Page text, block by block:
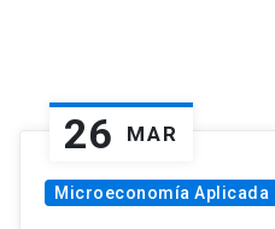
26 MAR
Microeconomía Aplicada